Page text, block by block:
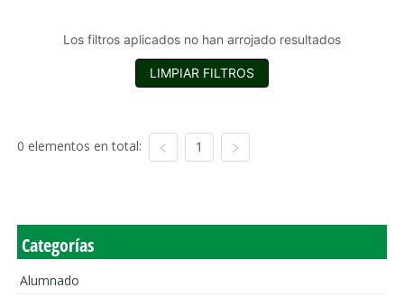
Los filtros aplicados no han arrojado resultados
LIMPIAR FILTROS
0 elementos en total: 1
Categorías
Alumnado